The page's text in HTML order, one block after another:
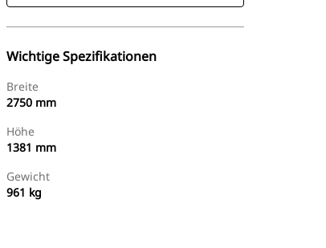
Wichtige Spezifikationen
Breite
2750 mm
Höhe
1381 mm
Gewicht
961 kg